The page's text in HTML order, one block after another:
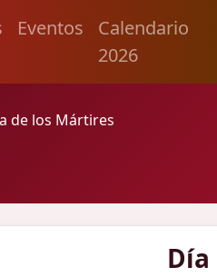
Eventos
Calendario
2026
de los Mártires